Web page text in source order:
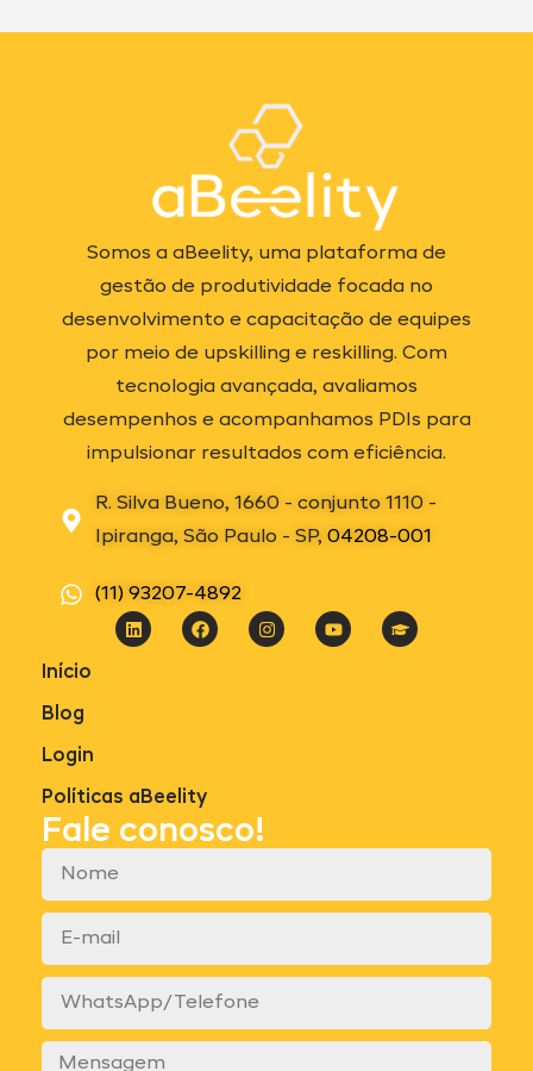
Somos a aBeelity, uma plataforma de
gestão de produtividade focada no
desenvolvimento e capacitação de equipes
por meio de upskilling e reskilling. Com
tecnologia avançada, avaliamos
desempenhos e acompanhamos PDIs para
impulsionar resultados com eficiência.
R. Silva Bueno, 1660 - conjunto 1110 -
Ipiranga, São Paulo - SP, 04208-001
(11) 93207-4892
Início
Blog
Login
Políticas aBeelity
Fale conosco!